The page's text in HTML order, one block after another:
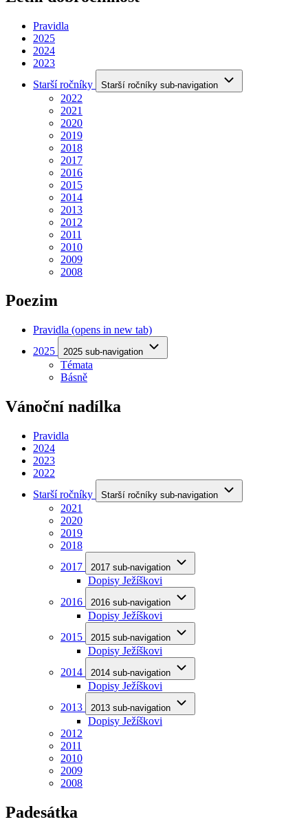
Pravidla
2025
2024
2023
Starší ročníky
Starší ročníky sub-navigation
2022
2021
2020
2019
2018
2017
2016
2015
2014
2013
2012
2011
2010
2009
2008
Poezim
Pravidla (opens in new tab)
2025
2025 sub-navigation
Témata
Básně
Vánoční nadílka
Pravidla
2024
2023
2022
Starší ročníky
Starší ročníky sub-navigation
2021
2020
2019
2018
2017
2017 sub-navigation
Dopisy Ježíškovi
2016
2016 sub-navigation
Dopisy Ježíškovi
2015
2015 sub-navigation
Dopisy Ježíškovi
2014
2014 sub-navigation
Dopisy Ježíškovi
2013
2013 sub-navigation
Dopisy Ježíškovi
2012
2011
2010
2009
2008
Padesátka